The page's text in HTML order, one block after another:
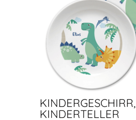
KINDERGESCHIRR,
KINDERTELLER